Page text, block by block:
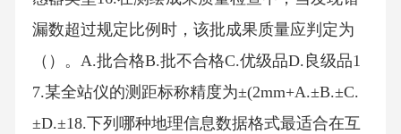
漏数超过规定比例时，该批成果质量应判定为
（）。A.批合格B.批不合格C.优级品D.良级品1
7.某全站仪的测距标称精度为±(2mm+A.±B.±C.
±D.±18.下列哪种地理信息数据格式最适合在互